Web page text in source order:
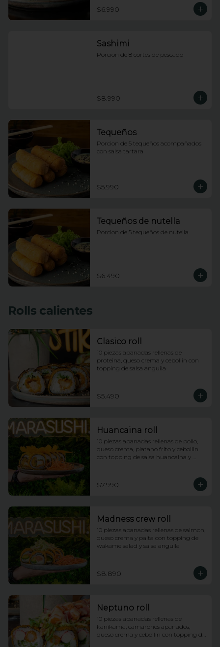
$6.990
Sashimi
Porcion de 8 cortes de pescado
$8.990
Tequeños
Porcion de 5 tequeños acompañados
con salsa tartara
$5.990
Tequeños de nutella
Porcion de 5 tequeños de nutella
$6.490
Rolls calientes
Clasico roll
10 piezas apanadas rellenas de
proteina, queso crema y cebollin con
topping de salsa anguila
$5.490
Huancaina roll
10 piezas apanadas rellenas de pollo,
queso crema, platano frito y cebollin
con topping de salsa huancaina y
$7.990
Madness crew roll
10 piezas apanadas rellenas de salmon,
queso crema y palta con topping de
wakame salad y salsa anguila
$8.890
Neptuno roll
10 piezas apanadas rellenas de
kanikama, camarones apanados,
queso crema y cebollin con topping de